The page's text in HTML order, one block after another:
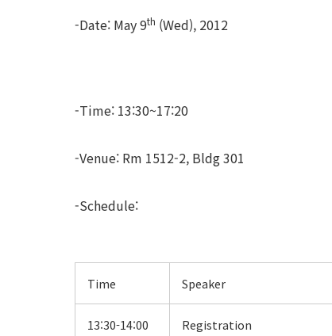
-Date: May 9th (Wed), 2012
-Time: 13:30~17:20
-Venue: Rm 1512-2, Bldg 301
-Schedule:
Time Speaker
13:30-14:00 Registration